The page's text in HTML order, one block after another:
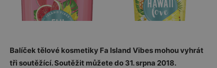
Balíček tělové kosmetiky Fa Island Vibes mohou vyhrát
tři soutěžící. Soutěžit můžete do 31. srpna 2018.